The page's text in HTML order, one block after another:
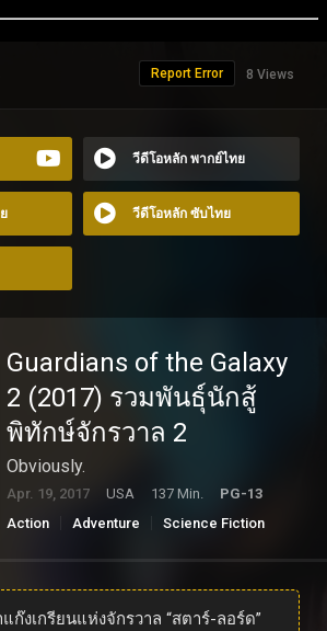
8 Views
Report Error
วีดีโอหลัก พากย์ไทย
วีดีโอหลัก ซับไทย
Guardians of the Galaxy
2 (2017) รวมพันธุ์นักสู้
พิทักษ์จักรวาล 2
Obviously.
Apr. 19, 2017 USA 137 Min.
PG-13
Action
Adventure Science Fiction
แก๊งเกรียนแห่งจักรวาล “สตาร์-ลอร์ด”